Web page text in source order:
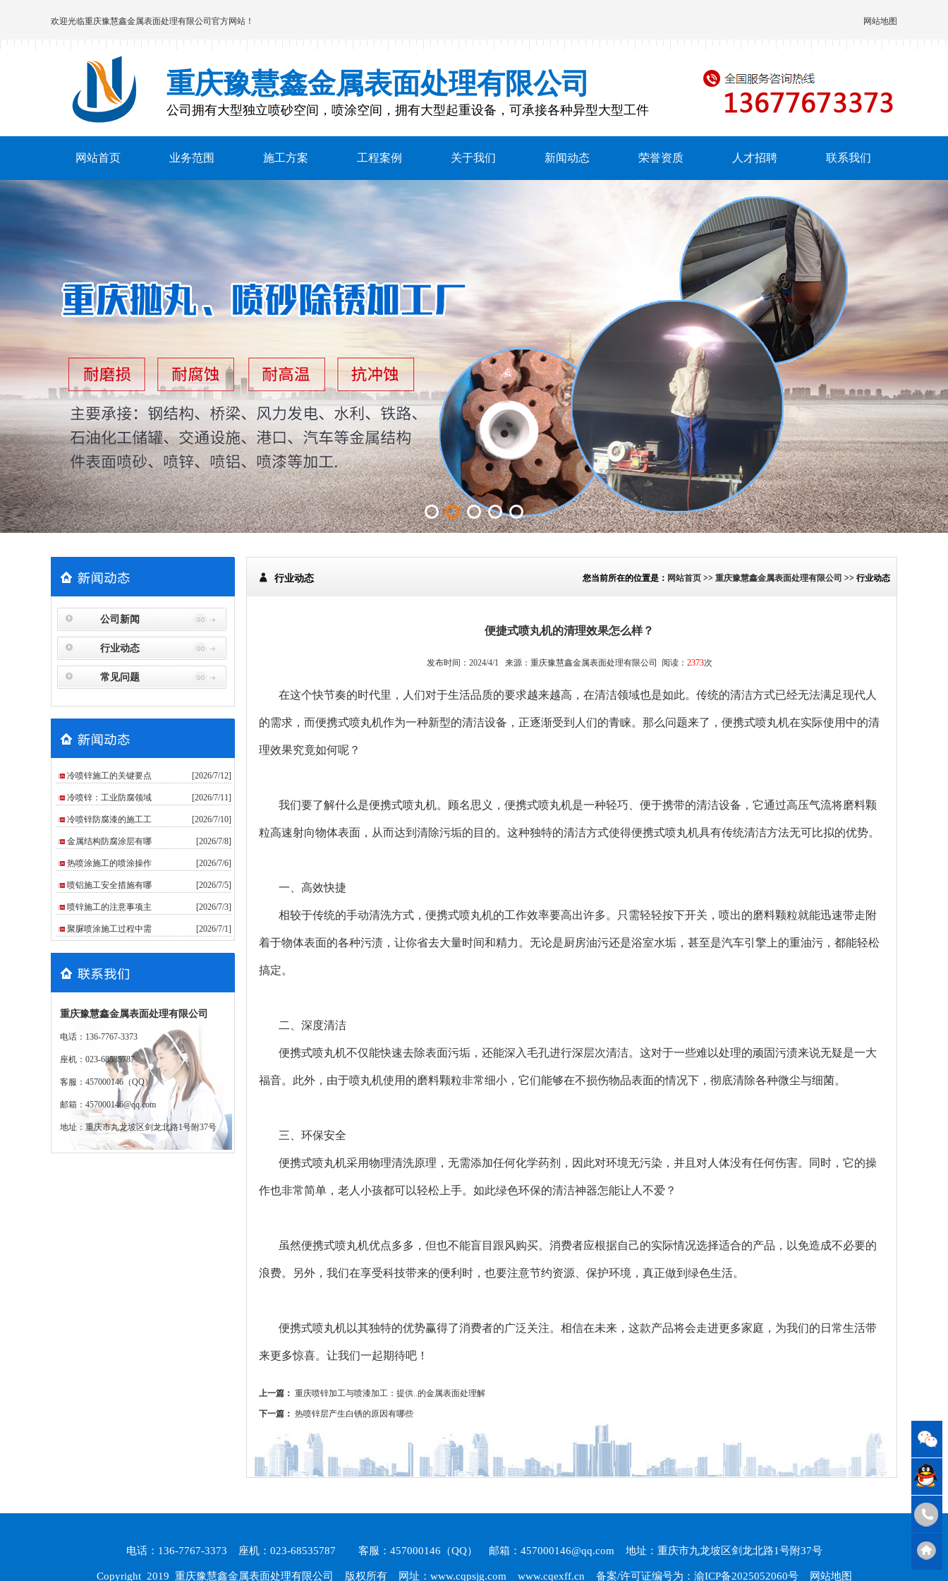
欢迎光临重庆豫慧鑫金属表面处理有限公司 官方网站！ 网站地图
重庆豫慧鑫金属表面处理有限公司
公司拥有大型独立喷砂空间，喷涂空间，拥有大型起重设备，可承接各种异型大型工件
网站首页 业务范围 施工方案 工程案例 关于我们 新闻动态 荣誉资质 人才招聘 联系我们
公司新闻
行业动态
常见问题
冷喷锌施工的关键要点 [2026/7/12]
冷喷锌：工业防腐领域 [2026/7/11]
冷喷锌防腐漆的施工工 [2026/7/10]
金属结构防腐涂层有哪 [2026/7/8]
热喷涂施工的喷涂操作 [2026/7/6]
喷铝施工安全措施有哪 [2026/7/5]
喷锌施工的注意事项主 [2026/7/3]
聚脲喷涂施工过程中需 [2026/7/1]
重庆豫慧鑫金属表面处理有限公司
电话：136-7767-3373
座机：023-68535787
客服：457000146（QQ）
邮箱：457000146@qq.com
地址：重庆市九龙坡区剑龙北路1号附37号
行业动态 您当前所在的位置是： 网站首页 >> 重庆豫慧鑫金属表面处理有限公司 >> 行业动态
便捷式喷丸机的清理效果怎么样？
发布时间：2024/4/1 来源： 重庆豫慧鑫金属表面处理有限公司 阅读： 2373次
在这个快节奏的时代里，人们对于生活品质的要求越来越高，在清洁领域也是如此。传统的清洁方式已经无法满足现代人
的需求，而便携式喷丸机作为一种新型的清洁设备，正逐渐受到人们的青睐。那么问题来了，便携式喷丸机在实际使用中的清
理效果究竟如何呢？
我们要了解什么是便携式喷丸机。顾名思义，便携式喷丸机是一种轻巧、便于携带的清洁设备，它通过高压气流将磨料颗
粒高速射向物体表面，从而达到清除污垢的目的。这种独特的清洁方式使得便携式喷丸机具有传统清洁方法无可比拟的优势。
一、高效快捷
相较于传统的手动清洗方式，便携式喷丸机的工作效率要高出许多。只需轻轻按下开关，喷出的磨料颗粒就能迅速带走附
着于物体表面的各种污渍，让你省去大量时间和精力。无论是厨房油污还是浴室水垢，甚至是汽车引擎上的重油污，都能轻松
搞定。
二、深度清洁
便携式喷丸机不仅能快速去除表面污垢，还能深入毛孔进行深层次清洁。这对于一些难以处理的顽固污渍来说无疑是一大
福音。此外，由于喷丸机使用的磨料颗粒非常细小，它们能够在不损伤物品表面的情况下，彻底清除各种微尘与细菌。
三、环保安全
便携式喷丸机采用物理清洗原理，无需添加任何化学药剂，因此对环境无污染，并且对人体没有任何伤害。同时，它的操
作也非常简单，老人小孩都可以轻松上手。如此绿色环保的清洁神器怎能让人不爱？
虽然便携式喷丸机优点多多，但也不能盲目跟风购买。消费者应根据自己的实际情况选择适合的产品，以免造成不必要的
浪费。另外，我们在享受科技带来的便利时，也要注意节约资源、保护环境，真正做到绿色生活。
便携式喷丸机以其独特的优势赢得了消费者的广泛关注。相信在未来，这款产品将会走进更多家庭，为我们的日常生活带
来更多惊喜。让我们一起期待吧！
上一篇： 重庆喷锌加工与喷漆加工：提供..的金属表面处理解
下一篇： 热喷锌层产生白锈的原因有哪些
电话：136-7767-3373 座机：023-68535787 客服：457000146（QQ） 邮箱：457000146@qq.com 地址：重庆市九龙坡区剑龙北路1号附37号
Copyright 2019 重庆豫慧鑫金属表面处理有限公司 版权所有 网址： www.cqpsjg.com www.cqexff.cn 备案/许可证编号为：渝ICP备2025052060号 网站地图